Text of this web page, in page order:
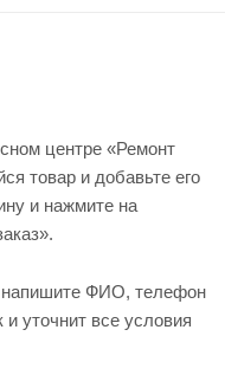
центре «Ремонт
товар и добавьте его
и нажмите на
напишите ФИО, телефон
уточнит все условия